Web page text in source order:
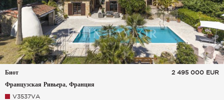
Биот
Французская Ривьера, Франция
2 495 000 EUR
V3537VA